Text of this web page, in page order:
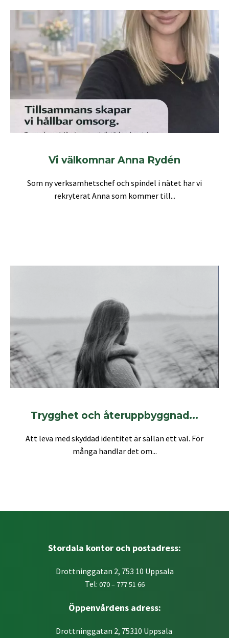
Vi välkomnar Anna Rydén
Som ny verksamhetschef och spindel i nätet har vi
rekryterat Anna som kommer till...
Trygghet och återuppbyggnad...
Att leva med skyddad identitet är sällan ett val. För
många handlar det om...
Stordala kontor och postadress:
Drottninggatan 2, 753 10 Uppsala
Tel: 070 – 777 51 66
Öppenvårdens adress:
Drottninggatan 2, 75310 Uppsala